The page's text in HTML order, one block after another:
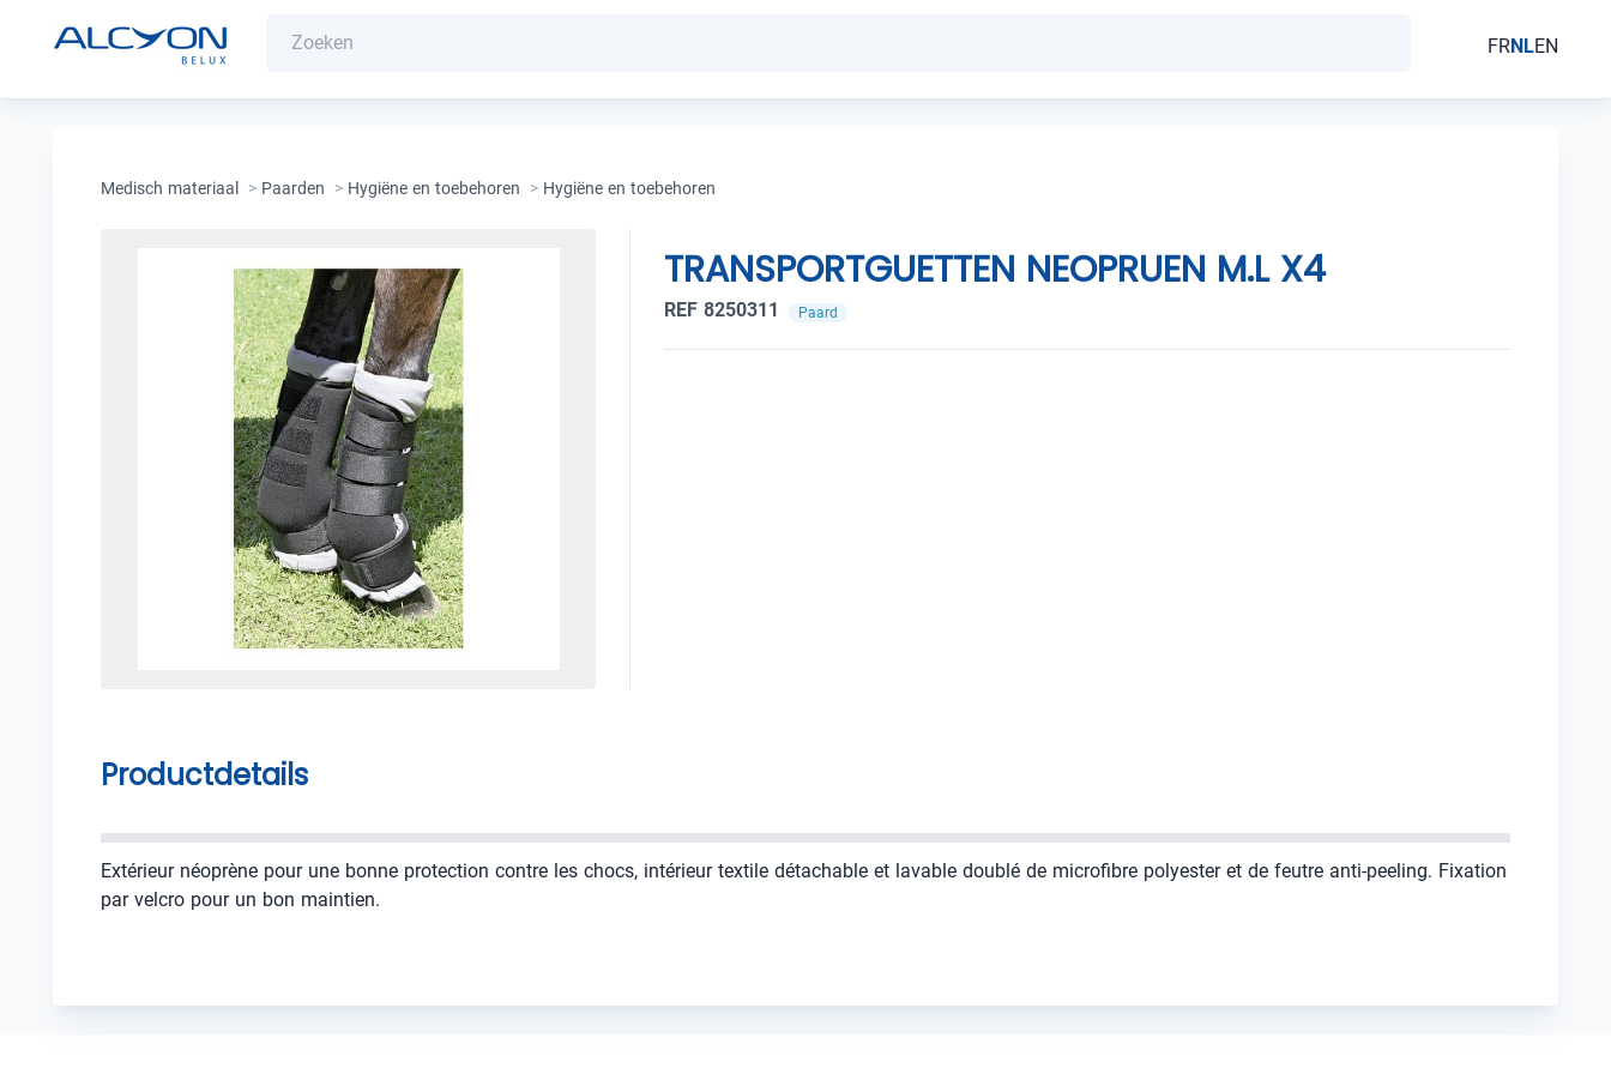
FRNLEN
Medisch materiaal > Paarden > Hygiëne en toebehoren > Hygiëne en toebehoren
TRANSPORTGUETTEN NEOPRUEN M.L X4
REF 8250311 Paard
Productdetails
Extérieur néoprène pour une bonne protection contre les chocs, intérieur textile détachable et lavable doublé de microfibre polyester et de feutre anti-peeling. Fixation
par velcro pour un bon maintien.